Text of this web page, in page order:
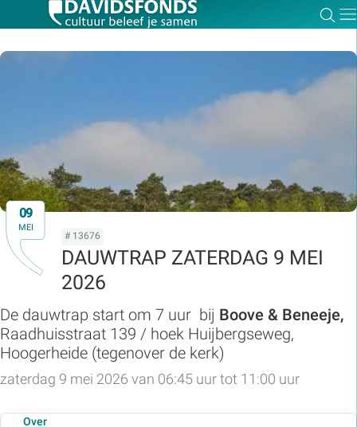
09
MEI
# 13676
DAUWTRAP ZATERDAG 9 MEI
2026
De dauwtrap start om 7 uur bij Boove & Beneeje,
Raadhuisstraat 139 / hoek Huijbergseweg,
Hoogerheide (tegenover de kerk)
zaterdag 9 mei 2026 van 06:45 uur tot 11:00 uur
Over
Zoeken